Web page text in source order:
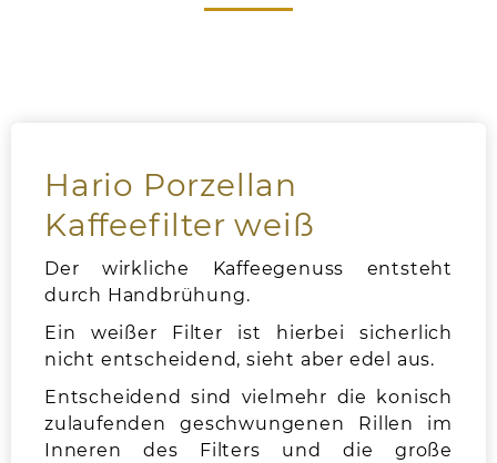
Hario Porzellan
Kaffeefilter weiß
Der wirkliche Kaffeegenuss entsteht
durch Handbrühung.
Ein weißer Filter ist hierbei sicherlich
nicht entscheidend, sieht aber edel aus.
Entscheidend sind vielmehr die konisch
zulaufenden geschwungenen Rillen im
Inneren des Filters und die große